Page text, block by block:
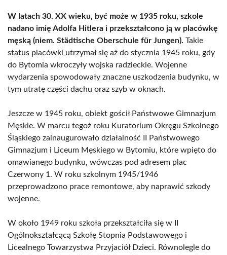
W latach 30. XX wieku, być może w 1935 roku, szkole
nadano imię Adolfa Hitlera i przekształcono ją w placówkę
męską (niem. Städtische Oberschule für Jungen). Takie
status placówki utrzymał się aż do stycznia 1945 roku, gdy
do Bytomia wkroczyły wojska radzieckie. Wojenne
wydarzenia spowodowały znaczne uszkodzenia budynku, w
tym utratę części dachu oraz szyb w oknach.
Jeszcze w 1945 roku, obiekt gościł Państwowe Gimnazjum
Męskie. W marcu tegoż roku Kuratorium Okręgu Szkolnego
Śląskiego zainaugurowało działalność II Państwowego
Gimnazjum i Liceum Męskiego w Bytomiu, które wpięto do
omawianego budynku, wówczas pod adresem plac
Czerwony 1. W roku szkolnym 1945/1946
przeprowadzono prace remontowe, aby naprawić szkody
wojenne.
W około 1949 roku szkoła przekształciła się w II
Ogólnokształcącą Szkołę Stopnia Podstawowego i
Licealnego Towarzystwa Przyjaciół Dzieci. Równolegle do